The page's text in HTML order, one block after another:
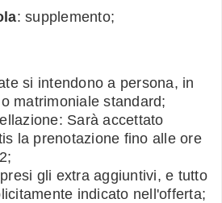
: supplemento;
si intendono a persona, in
matrimoniale standard;
Sarà accettato
la prenotazione fino alle ore
gli extra aggiuntivi, e tutto
indicato nell'offerta;